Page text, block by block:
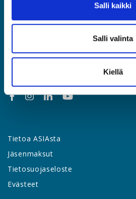
Salli kaikki
Salli valinta
Kiellä
Palvelut & edut
Yhteystiedot
Tietoa ASIAsta
Jäsenmaksut
Tietosuojaseloste
Evästeet